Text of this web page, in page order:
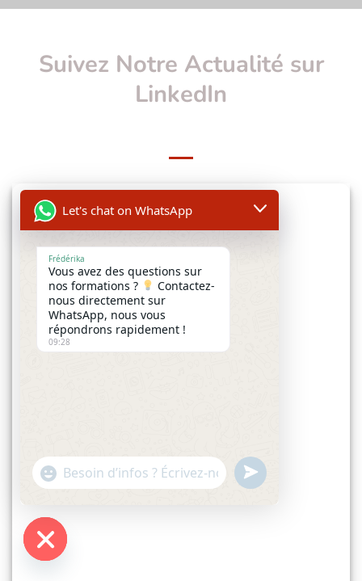
Suivez Notre Actualité sur
LinkedIn
Let's chat on WhatsApp
Frédérika
Vous avez des questions sur
nos formations ?
Contactez-
nous directement sur
WhatsApp, nous vous
répondrons rapidement !
09:28
"+CHATY_SETTINGS.LANG.EMOJI_PICKER+"
WhatsApp
UNDEFINED